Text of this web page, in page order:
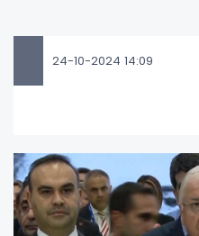
24-10-2024 14:09